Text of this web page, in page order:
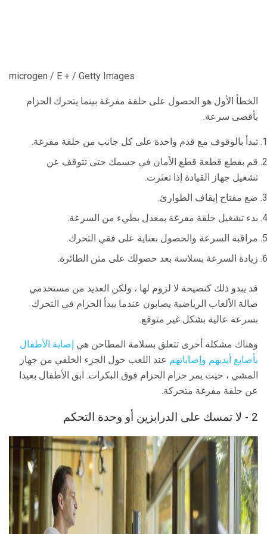
microgen / E + / Getty Images
الخطأ الأول هو الحصول على حلقة مفرغة بينما يتحرك الحزام
بأقصى سرعة.
تبدأ بالوقوف مع قدم واحدة على كل جانب من حلقة مفرغة.
ﻗﻢ ﺑﻘﻄﻊ ﻗﻄﻌﺔ ﻗﻄﻊ اﻷﻣﺎن ﻓﻲ ﺟﺴﻤﻚ ﺣﺘﻰ ﺗﺘﻮﻗﻒ ﻋﻦ
ﺗﺸﻐﻴﻞ ﺟﻬﺎز اﻟﻘﻴﺎدة إذا ﺗﻌﺜﺮت.
ضع مفتاح إيقاف الطوارئ.
بدء تشغيل حلقة مفرغة بمعدل بطيء من السرعة.
مراقبة السرعة والحصول بعناية على فقي التحرك.
زيادة السرعة بسلاسة بعد حصولك على متن الطائرة.
قد يبدو ذلك كنصيحة لا لزوم لها ، ولكن العديد من مستخدمي
صالة الألعاب الرياضية يصابون عندما يبدأ الحزام في التحرك
بسرعة عالية بشكل غير متوقع.
وهناك مشكلة أخرى تتعلق بسلامة المطاحن هي إصابة الأطفال
بأصابع أيديهم وإصاباتهم عند اللعب حول الجزء الخلفي من جهاز
المشي ، حيث يمر حزام الحزام فوق البكرات. ابق الأطفال بعيدا
عن حلقة مفرغة متحركة.
2 - لا تمسك على الدرابزين أو وحدة التحكم